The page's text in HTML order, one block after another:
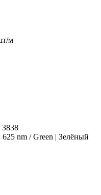
м
nm / Green | Зелёный